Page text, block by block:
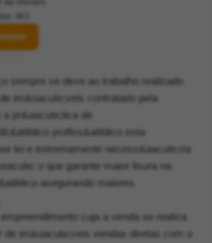
961
sempre se deve ao trabalho realizado
im&oacute;veis contratado pela
a pr&aacute;tica de
profiss&atilde;o esta
lei e estremamente necess&aacute;ria
o que garante maior lisura na
asegurando maiores
cuja a venda se realiza
de im&oacute;veis vendas diretas com o